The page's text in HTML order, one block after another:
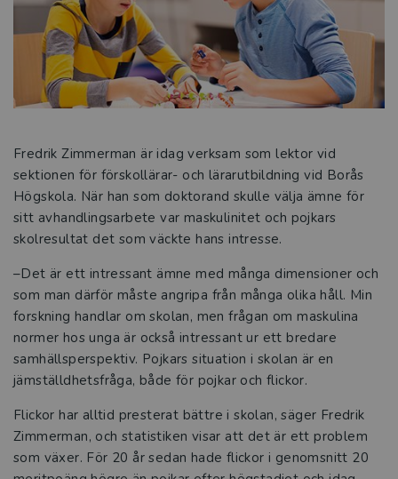
Fredrik Zimmerman är idag verksam som lektor vid
sektionen för förskollärar- och lärarutbildning vid Borås
Högskola. När han som doktorand skulle välja ämne för
sitt avhandlingsarbete var maskulinitet och pojkars
skolresultat det som väckte hans intresse.
–Det är ett intressant ämne med många dimensioner och
som man därför måste angripa från många olika håll. Min
forskning handlar om skolan, men frågan om maskulina
normer hos unga är också intressant ur ett bredare
samhällsperspektiv. Pojkars situation i skolan är en
jämställdhetsfråga, både för pojkar och flickor.
Flickor har alltid presterat bättre i skolan, säger Fredrik
Zimmerman, och statistiken visar att det är ett problem
som växer. För 20 år sedan hade flickor i genomsnitt 20